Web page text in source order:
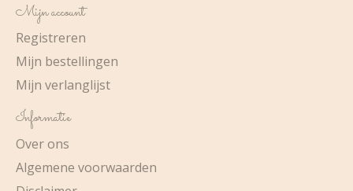
Mijn account
Registreren
Mijn bestellingen
Mijn verlanglijst
Informatie
Over ons
Algemene voorwaarden